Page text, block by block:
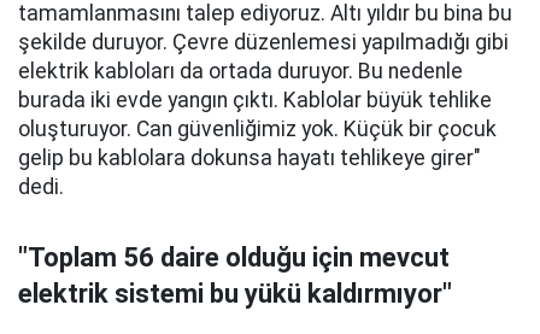
tamamlanmasını talep ediyoruz. Altı yıldır bu bina bu
şekilde duruyor. Çevre düzenlemesi yapılmadığı gibi
elektrik kabloları da ortada duruyor. Bu nedenle
burada iki evde yangın çıktı. Kablolar büyük tehlike
oluşturuyor. Can güvenliğimiz yok. Küçük bir çocuk
gelip bu kablolara dokunsa hayatı tehlikeye girer"
dedi.
"Toplam 56 daire olduğu için mevcut
elektrik sistemi bu yükü kaldırmıyor"